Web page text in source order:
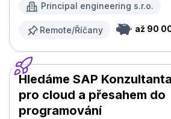
Principal engineering s.r.o.
Remote/Říčany až 90
Hledáme SAP
pro cloud a přesahem do
programování